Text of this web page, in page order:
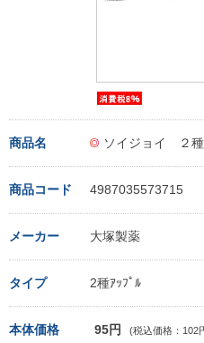
商品名 ソイジョイ ２
商品コード 4987035573715
メーカー 大塚製薬
タイプ 2種ｱｯﾌﾟﾙ
本体価格 95円 (税込価格：102